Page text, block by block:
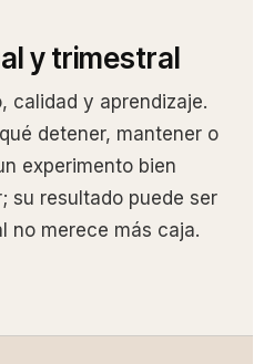
y trimestral
calidad y aprendizaje.
detener, mantener o
experimento bien
su resultado puede ser
no merece más caja.